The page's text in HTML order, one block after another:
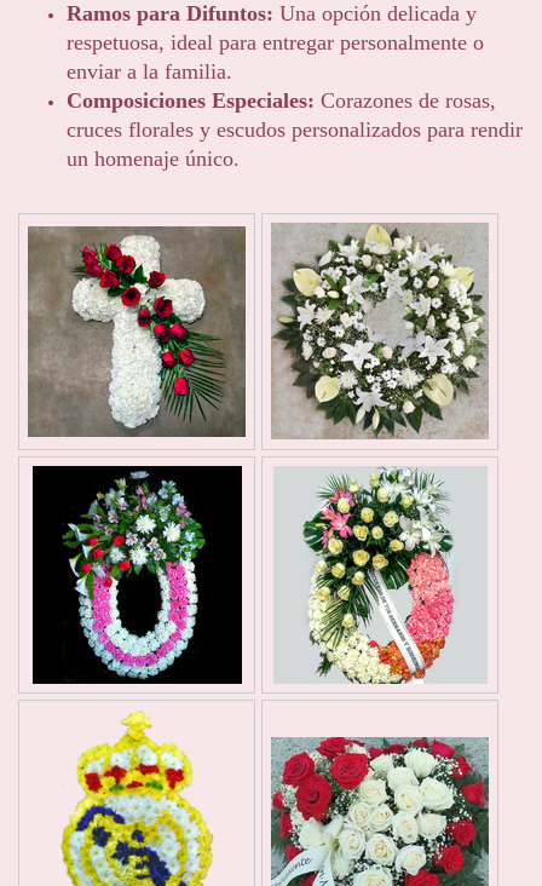
Ramos para Difuntos: Una opción delicada y
respetuosa, ideal para entregar personalmente o
enviar a la familia.
Composiciones Especiales: Corazones de rosas,
cruces florales y escudos personalizados para rendir
un homenaje único.